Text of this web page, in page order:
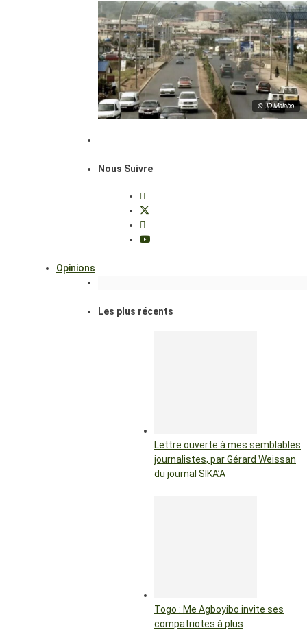
© JD Malabo
Nous Suivre
Opinions
Les plus récents
Lettre ouverte à mes semblables
journalistes, par Gérard Weissan
du journal SIKA’A
Togo : Me Agboyibo invite ses
compatriotes à plus